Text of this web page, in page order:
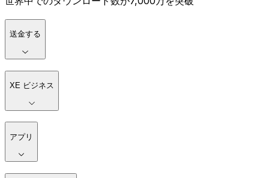
送金する
XE ビジネス
アプリ